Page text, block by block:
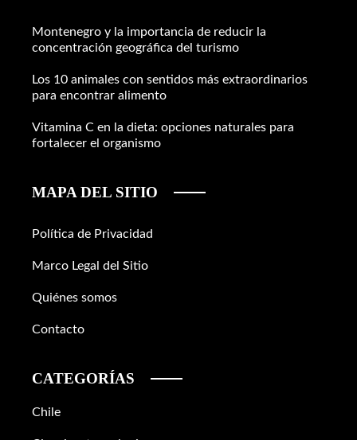
Montenegro y la importancia de reducir la
concentración geográfica del turismo
Los 10 animales con sentidos más extraordinarios
para encontrar alimento
Vitamina C en la dieta: opciones naturales para
fortalecer el organismo
MAPA DEL SITIO
Política de Privacidad
Marco Legal del Sitio
Quiénes somos
Contacto
CATEGORÍAS
Chile